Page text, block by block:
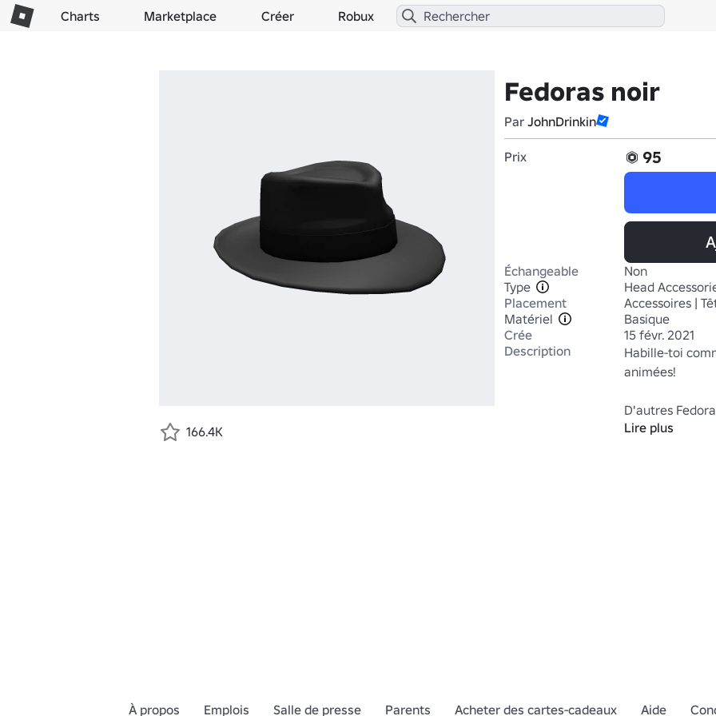
Charts Marketplace Créer Robux
Fedoras noir
Par JohnDrinkin
Prix
95
Échangeable
Non
Type
Head
Placement
Accessoires |
Matériel
Basique
Crée
15 févr. 2021
Description
Habille-toi
animées!
https://
Lire plus
166.4K
À propos Emplois Salle de presse Parents Acheter des cartes-cadeaux Aide